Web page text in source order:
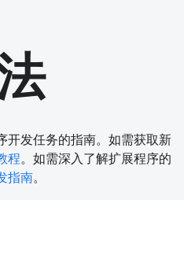
开发任务的指南。如需获取新
程。如需深入了解扩展程序的
指南。